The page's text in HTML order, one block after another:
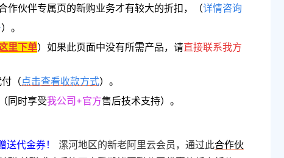
伙伴专属页的新购业务才有较大的折扣，
（详情咨询
）。
里下单） 如果此页面中没有所需产品，请直接联系我方
（点击查看收款方式）。
同时享受我公司+官方售后技术支持）。
代金券！ 漯河地区的新老阿里云会员，通过此合作伙